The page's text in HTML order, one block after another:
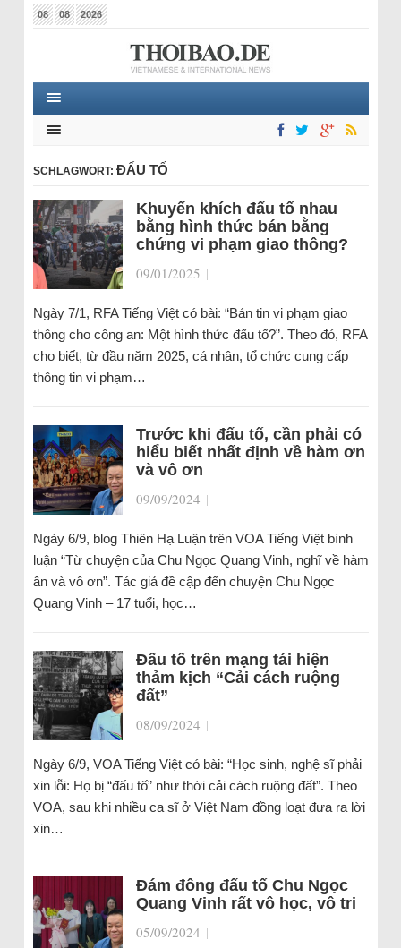
08 08 2026
SCHLAGWORT: ĐẤU TỐ
Khuyến khích đấu tố nhau
bằng hình thức bán bằng
chứng vi phạm giao thông?
09/01/2025 |
Ngày 7/1, RFA Tiếng Việt có bài: “Bán tin vi phạm giao
thông cho công an: Một hình thức đấu tố?”. Theo đó, RFA
cho biết, từ đầu năm 2025, cá nhân, tổ chức cung cấp
thông tin vi phạm…
Trước khi đấu tố, cần phải có
hiểu biết nhất định về hàm ơn
và vô ơn
09/09/2024 |
Ngày 6/9, blog Thiên Hạ Luận trên VOA Tiếng Việt bình
luận “Từ chuyện của Chu Ngọc Quang Vinh, nghĩ về hàm
ân và vô ơn”. Tác giả đề cập đến chuyện Chu Ngọc
Quang Vinh – 17 tuổi, học…
Đấu tố trên mạng tái hiện
thảm kịch “Cải cách ruộng
đất”
08/09/2024 |
Ngày 6/9, VOA Tiếng Việt có bài: “Học sinh, nghệ sĩ phải
xin lỗi: Họ bị “đấu tố” như thời cải cách ruộng đất”. Theo
VOA, sau khi nhiều ca sĩ ở Việt Nam đồng loạt đưa ra lời
xin…
Đám đông đấu tố Chu Ngọc
Quang Vinh rất vô học, vô tri
05/09/2024 |